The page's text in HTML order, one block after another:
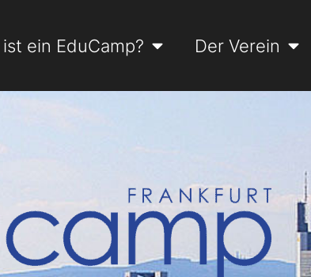
ist ein EduCamp? Der Verein